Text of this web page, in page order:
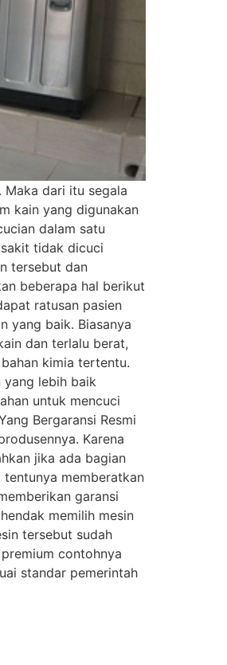
Maka dari itu segala
kain yang digunakan
dalam satu
tidak dicuci
tersebut dan
beberapa hal berikut
ratusan pasien
yang baik. Biasanya
dan terlalu berat,
kimia tertentu.
yang lebih baik
untuk mencuci
Bergaransi Resmi
Karena
jika ada bagian
tentunya memberatkan
garansi
memilih mesin
tersebut sudah
contohnya
standar pemerintah